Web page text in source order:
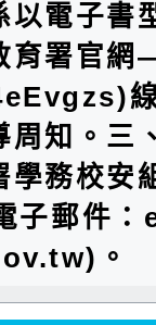
以電子書
育署官
線
周知。三
學務校安
子郵件：
。